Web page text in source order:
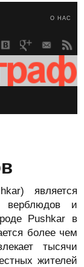
О НАС
является
верблюдов и
Pushkar в
более чем
тысячи
жителей